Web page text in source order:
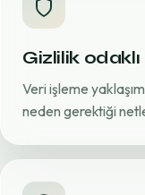
Gizlilik odaklı
Veri işleme
neden gerektiği